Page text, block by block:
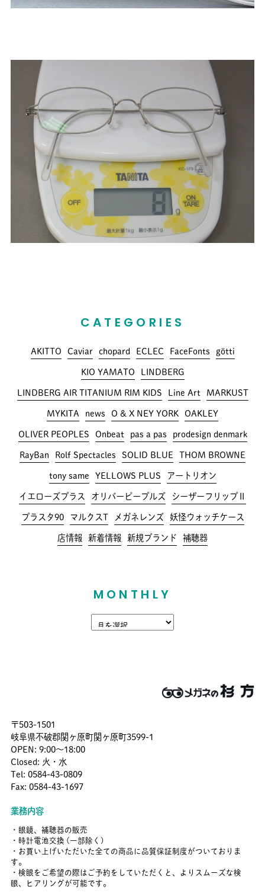
CATEGORIES
AKITTO Caviar chopard ECLEC FaceFonts götti
KIO YAMATO LINDBERG
LINDBERG AIR TITANIUM RIM KIDS Line Art MARKUST
MYKITA news O & X NEY YORK OAKLEY
OLIVER PEOPLES Onbeat pas a pas prodesign denmark
RayBan Rolf Spectacles SOLID BLUE THOM BROWNE
tony same YELLOWS PLUS アートリオン
イエローズプラス オリバーピープルズ シーザーフリップⅡ
プラスタ90 マルクスT メガネレンズ 妖怪ウォッチケース
店情報 新着情報 新規ブランド 補聴器
MONTHLY
〒503-1501
岐阜県不破郡関ヶ原町関ヶ原町3599-1
OPEN: 9:00〜18:00
Closed: 火・水
Tel: 0584-43-0809
Fax: 0584-43-1697
業務内容
・眼鏡、補聴器の販売
・時計電池交換 (一部除く)
・お買い上げいただいた全ての商品に品質保証制度がついておりま
す。
・検眼をご希望の際はご予約をしていただくと、よりスムーズな検
眼、ヒアリングが可能です。